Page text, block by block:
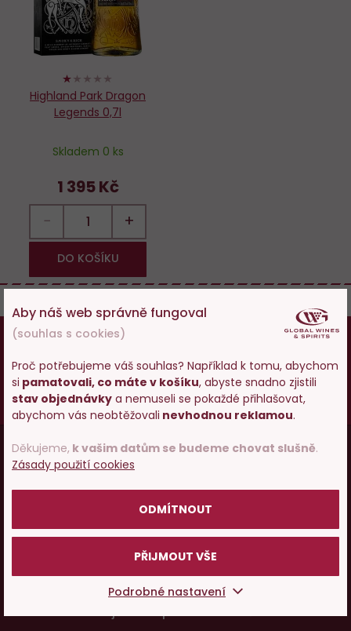
20%
Highland Park Dragon
Legends 0,7l
Skladem 0 ks
1 395 Kč
− +
DO KOŠÍKU
Aby náš web správně fungoval
(souhlas s cookies)
Proč potřebujeme váš souhlas? Například k tomu, abychom
si pamatovali, co máte v košíku, abyste snadno zjistili
stav objednávky a nemuseli se pokaždé přihlašovat,
abychom vás neobtěžovali nevhodnou reklamou.
Děkujeme, k vašim datům se budeme chovat slušně.
Zásady použití cookies
ODMÍTNOUT
PŘIJMOUT VŠE
Podrobné nastavení
18
Osobám mladším 18 let alkohol neprodáváme,
pokud vám ještě nebylo 18 let,
prosím zkuste
zatím naše špičkové vody a limonády .
Vy staršípijte zodpovědně.
Menu
v
Vše o nákupu
O nás
Pojďme si povídat o víně
Vstupujete na stránky
s prodejem alkoholu. Prosím